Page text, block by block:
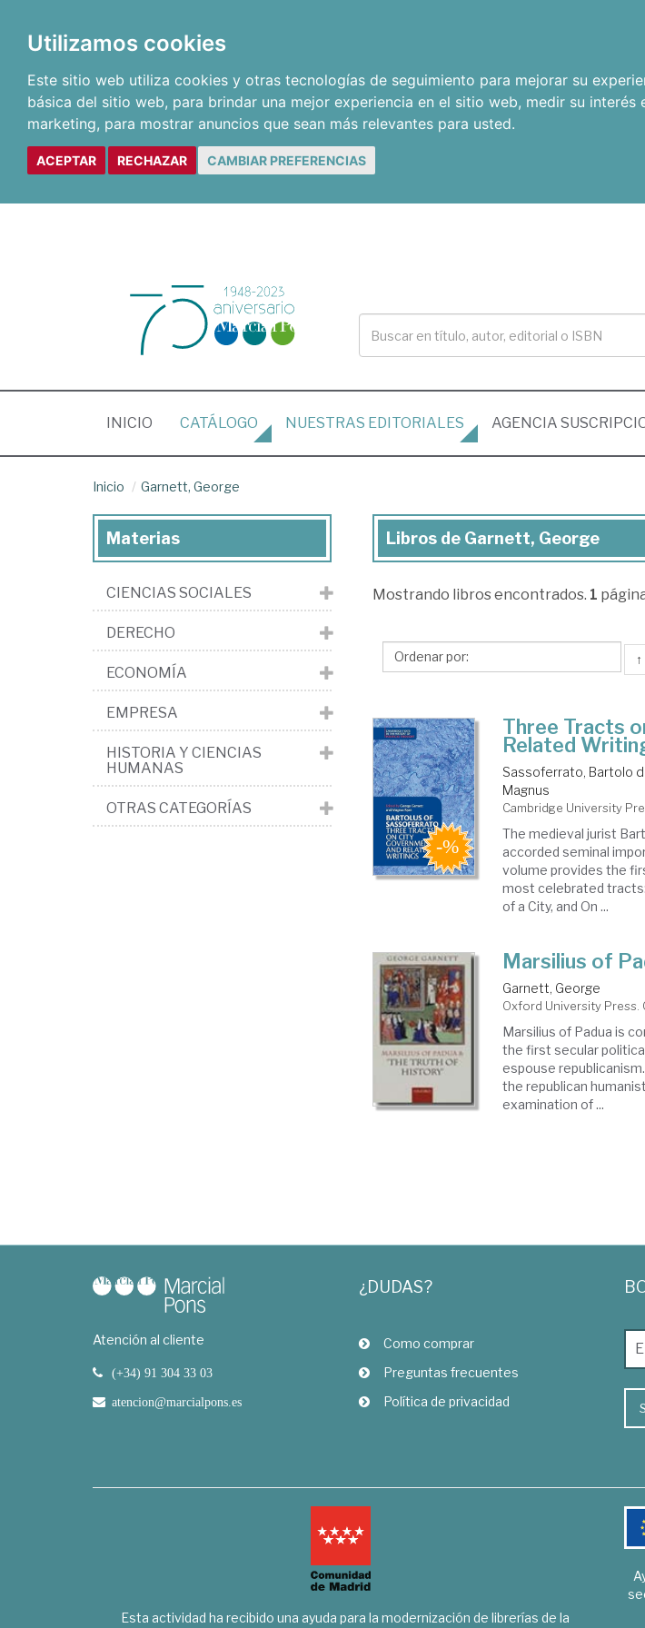
Utilizamos cookies
Este sitio web utiliza cookies y otras tecnologías de seguimiento para mejorar su
básica del sitio web, para brindar una mejor experiencia en el sitio web, medir su interés
marketing, para mostrar anuncios que sean más relevantes para usted.
ACEPTAR RECHAZAR CAMBIAR PREFERENCIAS
INICIO (CURRENT)
CATÁLOGO NUESTRAS EDITORIALES AGENCIA
Inicio Garnett, George
Libros
Garnett,
Libros de Garnett, George
Mostrando libros encontrados. 1
↑
Three Tracts
Related
Sassoferrato, Bartolo
Magnus
Cambridge University
The medieval jurist
accorded seminal
volume provides the
most celebrated tracts:
of a City, and On ...
Marsilius of
Garnett, George
Oxford University
Marsilius of Padua is
the first secular
espouse
the republican
examination of ...
Materias
CIENCIAS SOCIALES
DERECHO
ECONOMÍA
EMPRESA
HISTORIA Y CIENCIAS
HUMANAS
OTRAS CATEGORÍAS
Atención al cliente
(+34) 91 304 33 03
atencion@marcialpons.es
¿DUDAS?
Como comprar
Preguntas frecuentes
Política de privacidad
Esta actividad ha recibido una ayuda para la modernización de librerías de la